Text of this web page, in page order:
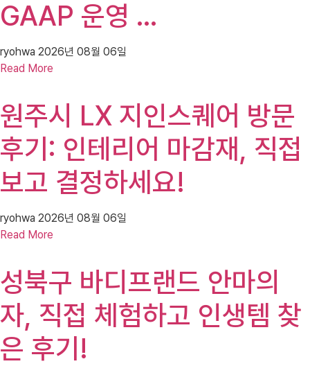
GAAP 운영 …
ryohwa 2026년 08월 06일
Read More
원주시 LX 지인스퀘어 방문
후기: 인테리어 마감재, 직접
보고 결정하세요!
ryohwa 2026년 08월 06일
Read More
성북구 바디프랜드 안마의
자, 직접 체험하고 인생템 찾
은 후기!